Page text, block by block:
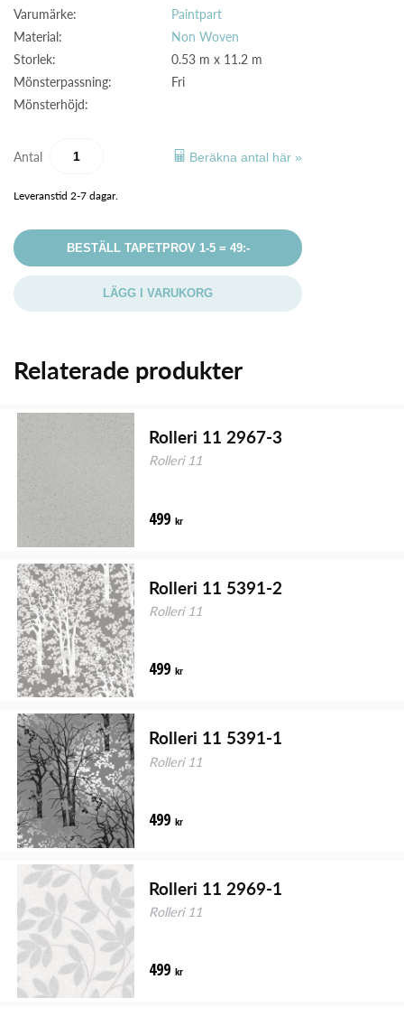
Varumärke:
Paintpart
Material:
Non Woven
Storlek:
0.53 m x 11.2 m
Mönsterpassning:
Fri
Mönsterhöjd:
Antal Beräkna antal här »
Leveranstid 2-7 dagar.
BESTÄLL TAPETPROV 1-5 = 49:-
LÄGG I VARUKORG
Relaterade produkter
Rolleri 11 2967-3
Rolleri 11
499 kr
Rolleri 11 5391-2
Rolleri 11
499 kr
Rolleri 11 5391-1
Rolleri 11
499 kr
Rolleri 11 2969-1
Rolleri 11
499 kr